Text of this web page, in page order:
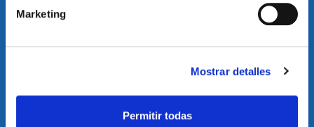
Marketing
Mostrar detalles
Permitir todas
Suscríbete a nuestro newsletter y no te pierdas las últimas